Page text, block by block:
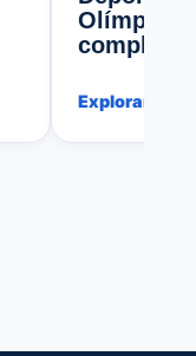
completa
Explorar →